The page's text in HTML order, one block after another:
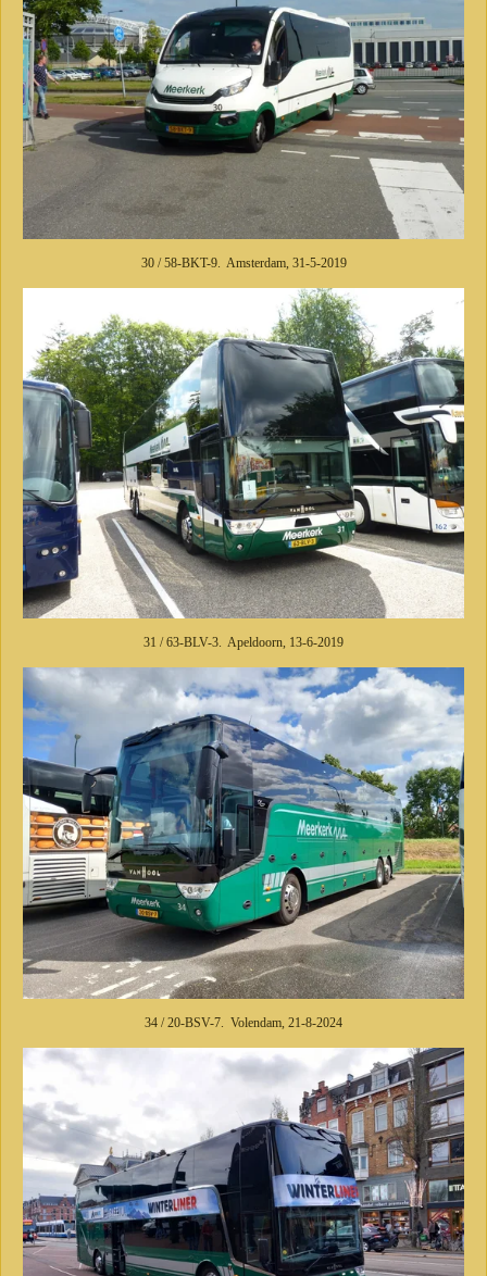
30 / 58-BKT-9. Amsterdam, 31-5-2019
31 / 63-BLV-3. Apeldoorn, 13-6-2019
34 / 20-BSV-7. Volendam, 21-8-2024